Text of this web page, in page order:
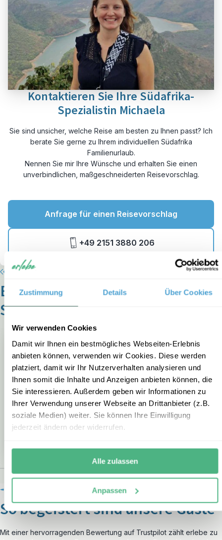
Zustimmung Details Über Cookies
Wir verwenden Cookies
Damit wir Ihnen ein bestmögliches Webseiten-Erlebnis
anbieten können, verwenden wir Cookies. Diese werden
platziert, damit wir Ihr Nutzerverhalten analysieren und
Ihnen somit die Inhalte und Anzeigen anbieten können, die
Sie interessieren. Außerdem geben wir Informationen zu
Ihrer Verwendung unserer Webseite an Drittanbieter (z.B.
soziale Medien) weiter. Sie können Ihre Einwilligung
jederzeit ändern oder widerrufen.
Alle zulassen
Anpassen
Kontaktieren Sie Ihre Südafrika-
Spezialistin Michaela
Sie sind unsicher, welche Reise am besten zu Ihnen passt? Ich
berate Sie gerne zu Ihrem individuellen Südafrika
Familienurlaub.
Nennen Sie mir Ihre Wünsche und erhalten Sie einen
unverbindlichen, maßgeschneiderten Reisevorschlag.
Anfrage für einen Reisevorschlag
+49 2151 3880 206
Entdecken Sie unser vielfältiges
Südafrika-Programm
REGION
So begeistert sind unsere Gäste
Mit einer hervorragenden Bewertung auf Trustpilot zählt erlebe zu